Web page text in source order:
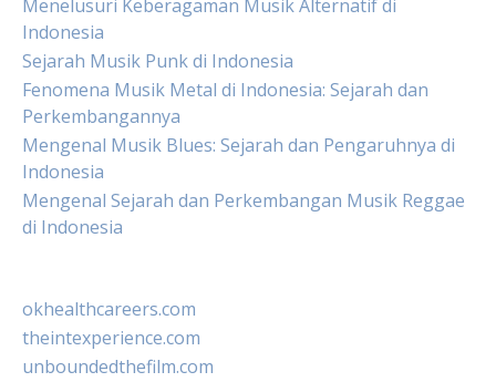
Menelusuri Keberagaman Musik Alternatif di
Indonesia
Sejarah Musik Punk di Indonesia
Fenomena Musik Metal di Indonesia: Sejarah dan
Perkembangannya
Mengenal Musik Blues: Sejarah dan Pengaruhnya di
Indonesia
Mengenal Sejarah dan Perkembangan Musik Reggae
di Indonesia
okhealthcareers.com
theintexperience.com
unboundedthefilm.com